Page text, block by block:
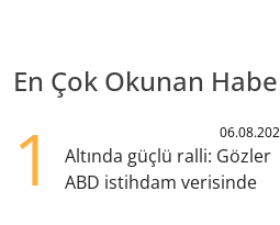
En Çok Okunan
1
Altında güçlü ralli: Gözler
ABD istihdam verisinde